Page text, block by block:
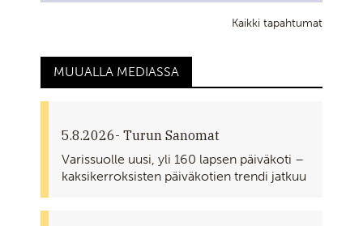
Kaikki tapahtumat
MUUALLA MEDIASSA
5.8.2026- Turun Sanomat
Varissuolle uusi, yli 160 lapsen päiväkoti –
kaksikerroksisten päiväkotien trendi jatkuu